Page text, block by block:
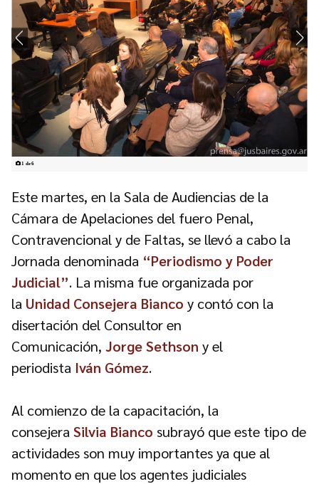
1 de 6
Este martes, en la Sala de Audiencias de la
Cámara de Apelaciones del fuero Penal,
Contravencional y de Faltas, se llevó a cabo la
Jornada denominada “Periodismo y Poder
Judicial”. La misma fue organizada por
la Unidad Consejera Bianco y contó con la
disertación del Consultor en
Comunicación, Jorge Sethson y el
periodista Iván Gómez.
Al comienzo de la capacitación, la
consejera Silvia Bianco subrayó que este tipo de
actividades son muy importantes ya que al
momento en que los agentes judiciales